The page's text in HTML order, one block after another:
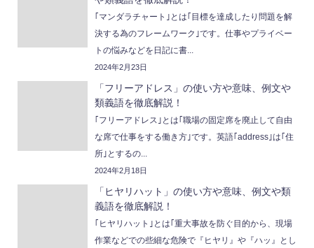
｢マンダラチャート｣とは｢目標を達成したり問題を解
決する為のフレームワーク｣です。仕事やプライベー
トの悩みなどを日記に書...
2024年2月23日
「フリーアドレス」の使い方や意味、例文や
類義語を徹底解説！
｢フリーアドレス｣とは｢職場の固定席を廃止して自由
な席で仕事をする働き方｣です。英語｢address｣は｢住
所｣とするの...
2024年2月18日
「ヒヤリハット」の使い方や意味、例文や類
義語を徹底解説！
｢ヒヤリハット｣とは｢重大事故を防ぐ目的から、現場
作業などでの些細な危険で『ヒヤリ』や『ハッ』とし